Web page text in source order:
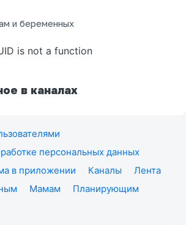
и беременных
is not a function
в каналах
персональных данных
в приложении Каналы
Лента
Мамам
Планирующим